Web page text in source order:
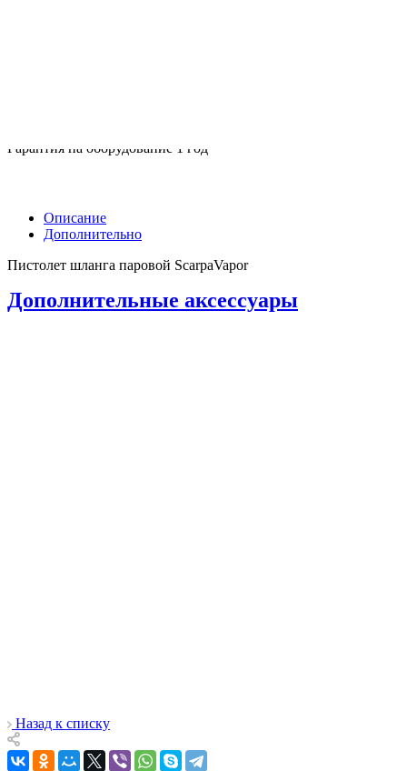
Гарантия на оборудование 1 год
Описание
Дополнительно
Пистолет шланга паровой ScarpaVapor
Дополнительные аксессуары
Назад к списку